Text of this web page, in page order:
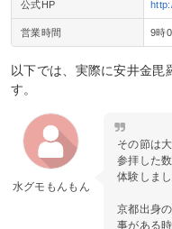
公式HP
営業時間 9時
以下では、実際に安井金毘
す。
水グモもんもん
その節は
参拝した
体験しまし
京都出身
事がある